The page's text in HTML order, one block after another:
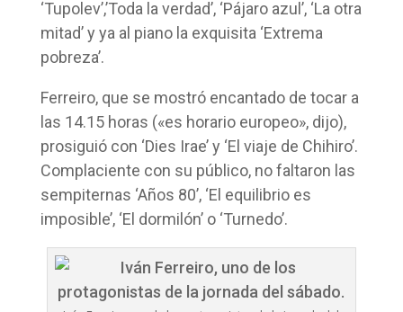
‘Tupolev’,’Toda la verdad’, ‘Pájaro azul’, ‘La otra
mitad’ y ya al piano la exquisita ‘Extrema
pobreza’.
Ferreiro, que se mostró encantado de tocar a
las 14.15 horas («es horario europeo», dijo),
prosiguió con ‘Dies Irae’ y ‘El viaje de Chihiro’.
Complaciente con su público, no faltaron las
sempiternas ‘Años 80’, ‘El equilibrio es
imposible’, ‘El dormilón’ o ‘Turnedo’.